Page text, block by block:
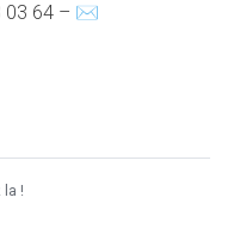
03 64 – ✉
la !